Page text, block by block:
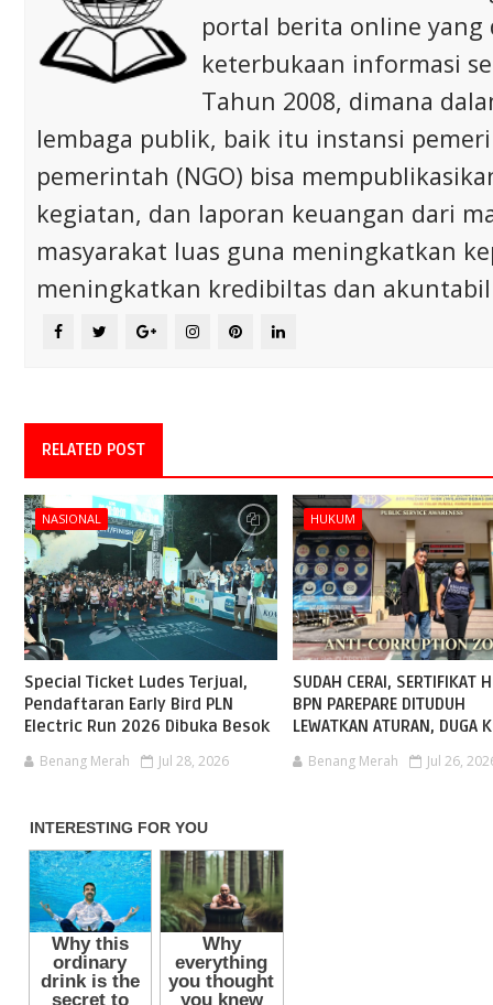
portal berita online
keterbukaan informasi
Tahun 2008, dimana
lembaga publik, baik itu instansi
pemerintah (NGO) bisa
kegiatan, dan laporan keuangan dari
masyarakat luas guna meningkatkan
meningkatkan kredibiltas dan
RELATED POST
NASIONAL
Special Ticket Ludes Terjual,
Pendaftaran Early Bird PLN
Electric Run 2026 Dibuka Besok
Benang Merah Jul 28, 2026
HUKUM
SUDAH CERAI, SERTIFIKAT
BPN PAREPARE DITUDUH
LEWATKAN ATURAN, DUGA
Benang Merah Jul 26,